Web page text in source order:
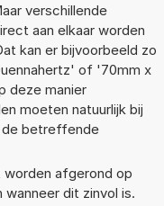
verschillende
aan elkaar worden
kan er bijvoorbeeld zo
of '70mm x
deze manier
moeten natuurlijk bij
de betreffende
worden afgerond op
wanneer dit zinvol is.